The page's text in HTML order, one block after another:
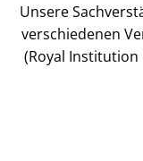
Unsere
verschiedenen
(Royal Institution